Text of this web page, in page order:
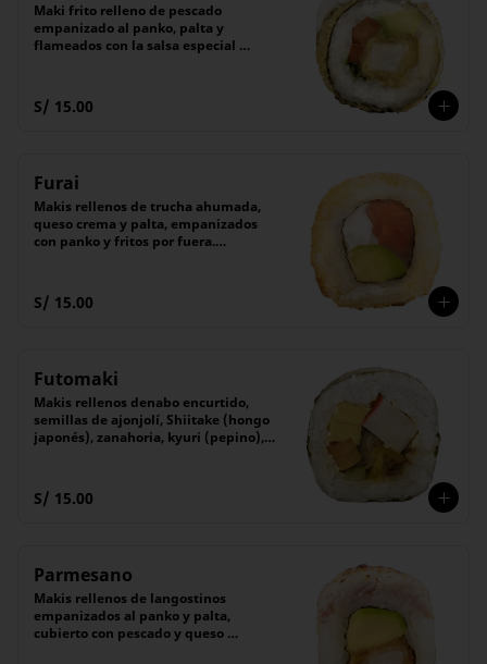
Maki frito relleno de pescado
empanizado al panko, palta y
flameados con la salsa especial
(6 unidades).
S/ 15.00
Furai
Makis rellenos de trucha ahumada,
queso crema y palta, empanizados
con panko y fritos por fuera.
S/ 15.00
Futomaki
Makis rellenos denabo encurtido,
semillas de ajonjolí, Shiitake (hongo
japonés), zanahoria, kyuri (pepino),
El maki tradicional japonés.
(6 unidades).
S/ 15.00
Parmesano
Makis rellenos de langostinos
empanizados al panko y palta,
cubierto con pescado y queso